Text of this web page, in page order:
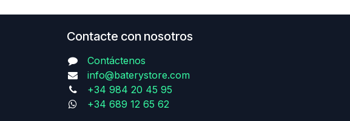
Contacte con nosotros
Contáctenos
info@baterystore.com
+34 984 20 45 95
+34 689 12 65 62